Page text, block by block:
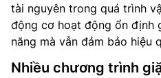
tài nguyên trong quá trình
động cơ hoạt động ổn định
năng mà vẫn đảm bảo hiệu
Nhiều chương trình